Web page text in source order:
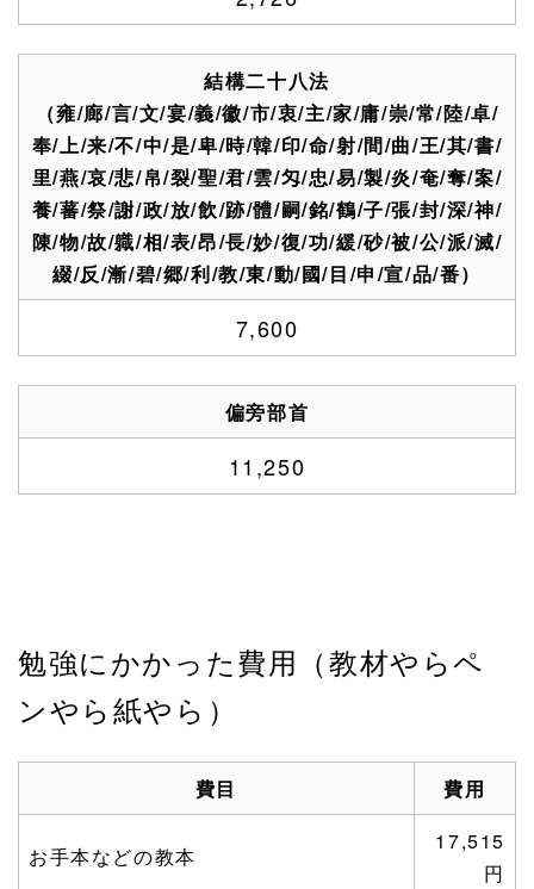
結構二十八法
（雍/廊/言/文/宴/義/徽/市/衷/主/家/庸/崇/常/陸/卓/
奉/上/来/不/中/是/卑/時/韓/印/命/射/間/曲/王/其/書/
里/燕/哀/悲/帛/裂/聖/君/雲/匁/忠/易/製/炎/奄/奪/案/
養/蕃/祭/謝/政/放/飲/跡/體/嗣/銘/鶴/子/張/封/深/神/
陳/物/故/軄/相/表/昂/長/妙/復/功/緩/砂/被/公/派/滅/
綴/反/漸/碧/郷/利/教/東/動/國/目/申/宣/品/番）
7,600
偏旁部首
11,250
勉強にかかった費用（教材やらペ
ンやら紙やら）
費目 費用
お手本などの教本
17,515
円